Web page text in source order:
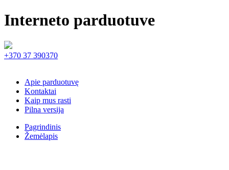
Interneto parduotuve
+370 37 390370
Apie parduotuvę
Kontaktai
Kaip mus rasti
Pilna versija
Pagrindinis
Žemėlapis